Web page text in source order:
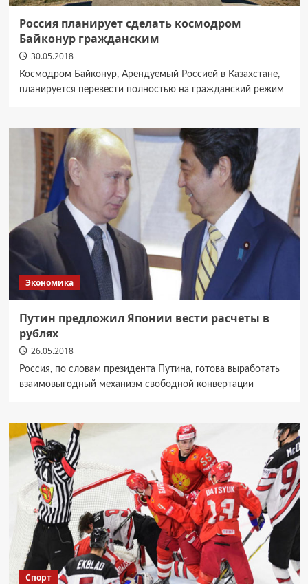
Россия планирует сделать космодром
Байконур гражданским
30.05.2018
Космодром Байконур, Арендуемый Россией в Казахстане,
планируется перевести полностью на гражданский режим
Экономика
Путин предложил Японии вести расчеты в
рублях
26.05.2018
Россия, по словам президента Путина, готова выработать
взаимовыгодный механизм свободной конвертации
Спорт